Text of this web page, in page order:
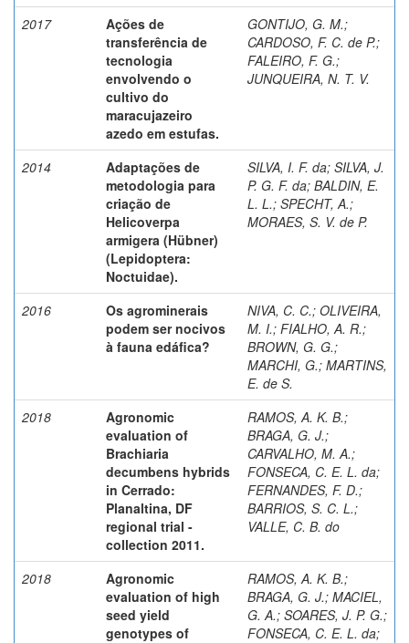
2017
Ações de
transferência de
tecnologia
envolvendo o
cultivo do
maracujazeiro
azedo em estufas.
GONTIJO, G. M.;
CARDOSO, F. C. de P.;
FALEIRO, F. G.;
JUNQUEIRA, N. T. V.
2014
Adaptações de
metodologia para
criação de
Helicoverpa
armigera (Hübner)
(Lepidoptera:
Noctuidae).
SILVA, I. F. da; SILVA, J.
P. G. F. da; BALDIN, E.
L. L.; SPECHT, A.;
MORAES, S. V. de P.
2016
Os agrominerais
podem ser nocivos
à fauna edáfica?
NIVA, C. C.; OLIVEIRA,
M. I.; FIALHO, A. R.;
BROWN, G. G.;
MARCHI, G.; MARTINS,
E. de S.
2018
Agronomic
evaluation of
Brachiaria
decumbens hybrids
in Cerrado:
Planaltina, DF
regional trial -
collection 2011.
RAMOS, A. K. B.;
BRAGA, G. J.;
CARVALHO, M. A.;
FONSECA, C. E. L. da;
FERNANDES, F. D.;
BARRIOS, S. C. L.;
VALLE, C. B. do
2018
Agronomic
evaluation of high
seed yield
genotypes of
RAMOS, A. K. B.;
BRAGA, G. J.; MACIEL,
G. A.; SOARES, J. P. G.;
FONSECA, C. E. L. da;